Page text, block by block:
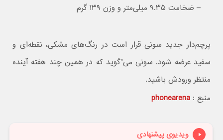
– ضخامت ۹.۳۵ میلی‌متر و وزن ۱۳۹ گرم
پرچم‌دار جدید سونی قرار است در رنگ‌های مشکی، نقطه‌ای و
سفید عرضه شود. سونی می‌"گوید که در همین چند هفته آینده
منتظر ورودش باشید.
منبع :phonearena
ویدیوی پیشنهادی